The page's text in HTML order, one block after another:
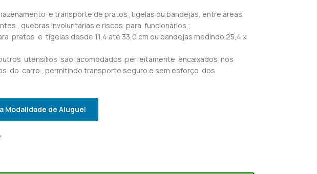
e transporte de pratos ,tigelas ou bandejas, entre áreas,
, quebras involuntárias e riscos para funcionários ;
pratos e tigelas desde 11,4 até 33,0 cm ou bandejas medindo 25,4 x
utensílios são acomodados perfeitamente encaixados nos
do carro , permitindo transporte seguro e sem esforço dos
Modalidade de Aluguel